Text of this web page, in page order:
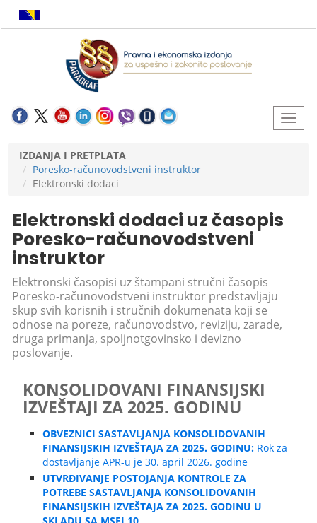
IZDANJA I PRETPLATA
Poresko-računovodstveni instruktor
Elektronski dodaci
Elektronski dodaci uz časopis
Poresko-računovodstveni
instruktor
Elektronski časopisi uz štampani stručni časopis
Poresko-računovodstveni instruktor predstavljaju
skup svih korisnih i stručnih dokumenata koji se
odnose na poreze, računovodstvo, reviziju, zarade,
druga primanja, spoljnotgovinsko i devizno
poslovanje.
KONSOLIDOVANI FINANSIJSKI
IZVEŠTAJI ZA 2025. GODINU
OBVEZNICI SASTAVLJANJA KONSOLIDOVANIH
FINANSIJSKIH IZVEŠTAJA ZA 2025. GODINU: Rok za
dostavljanje APR-u je 30. april 2026. godine
UTVRĐIVANJE POSTOJANJA KONTROLE ZA
POTREBE SASTAVLJANJA KONSOLIDOVANIH
FINANSIJSKIH IZVEŠTAJA ZA 2025. GODINU U